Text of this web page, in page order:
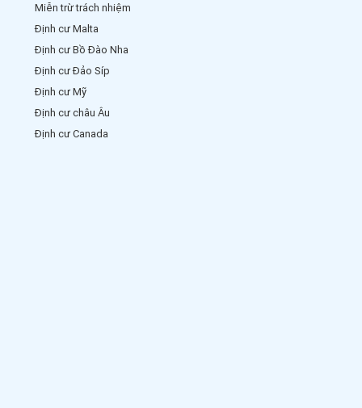
Miễn trừ trách nhiệm
Định cư Malta
Định cư Bồ Đào Nha
Định cư Đảo Síp
Định cư Mỹ
Định cư châu Âu
Định cư Canada